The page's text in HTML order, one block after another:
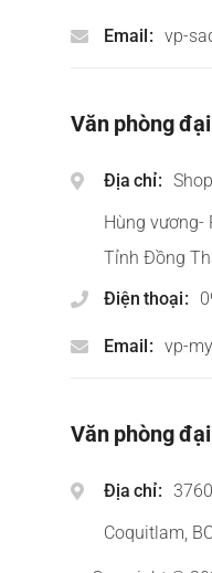
Email vp-
Văn phòng
Địa chỉ
Hùng vương-
Tỉnh Đồng
Điện thoại
Email vp-
Văn phòng
Địa chỉ
Coquitlam,